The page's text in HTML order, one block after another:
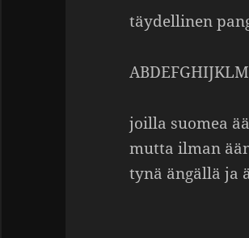
täydel­linen
joilla suomea
mutta ilman
tynä ängällä ja